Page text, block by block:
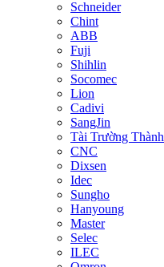
Schneider
Chint
ABB
Fuji
Shihlin
Socomec
Lion
Cadivi
SangJin
Tài Trường Thành
CNC
Dixsen
Idec
Sungho
Hanyoung
Master
Selec
ILEC